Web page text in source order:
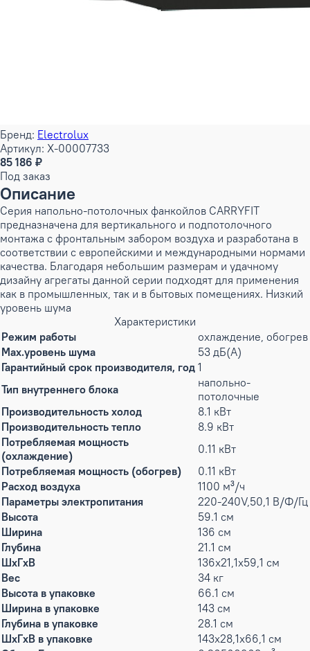
Бренд: Electrolux
Артикул: X-00007733
85 186 ₽
Под заказ
Описание
Серия напольно-потолочных фанкойлов CARRYFIT
предназначена для вертикального и подпотолочного
монтажа с фронтальным забором воздуха и разработана в
соответствии с европейскими и международными нормами
качества. Благодаря небольшим размерам и удачному
дизайну агрегаты данной серии подходят для применения
как в промышленных, так и в бытовых помещениях. Низкий
уровень шума
Характеристики
Режим работы
охлаждение, обогрев
Max.уровень шума
53 дБ(А)
Гарантийный срок производителя, год 1
Тип внутреннего блока
напольно-
потолочные
Производительность холод
8.1 кВт
Производительность тепло
8.9 кВт
Потребляемая мощность
(охлаждение)
0.11 кВт
Потребляемая мощность (обогрев)
0.11 кВт
Расход воздуха
1100 м³/ч
Параметры электропитания
220-240V,50,1 В/Ф/Гц
Высота
59.1 см
Ширина
136 см
Глубина
21.1 см
ШxГxВ
136x21,1x59,1 см
Вес
34 кг
Высота в упаковке
66.1 см
Ширина в упаковке
143 см
Глубина в упаковке
28.1 см
ШxГxВ в упаковке
143x28,1x66,1 см